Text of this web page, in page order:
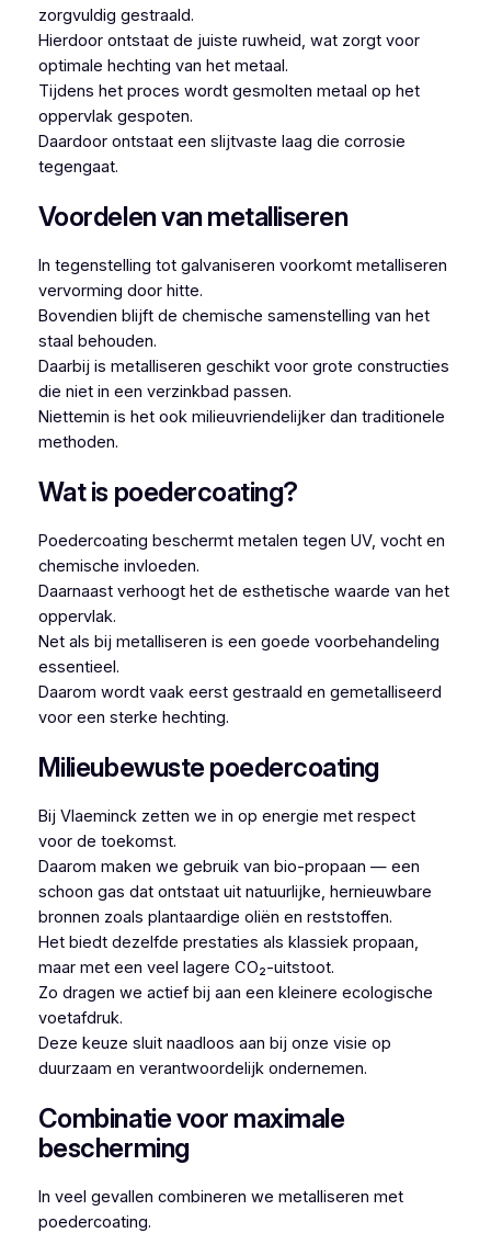
zorgvuldig gestraald.
Hierdoor ontstaat de juiste ruwheid, wat zorgt voor
optimale hechting van het metaal.
Tijdens het proces wordt gesmolten metaal op het
oppervlak gespoten.
Daardoor ontstaat een slijtvaste laag die corrosie
tegengaat.
Voordelen van metalliseren
In tegenstelling tot galvaniseren voorkomt metalliseren
vervorming door hitte.
Bovendien blijft de chemische samenstelling van het
staal behouden.
Daarbij is metalliseren geschikt voor grote constructies
die niet in een verzinkbad passen.
Niettemin is het ook milieuvriendelijker dan traditionele
methoden.
Wat is poedercoating?
Poedercoating beschermt metalen tegen UV, vocht en
chemische invloeden.
Daarnaast verhoogt het de esthetische waarde van het
oppervlak.
Net als bij metalliseren is een goede voorbehandeling
essentieel.
Daarom wordt vaak eerst gestraald en gemetalliseerd
voor een sterke hechting.
Milieubewuste poedercoating
Bij Vlaeminck zetten we in op energie met respect
voor de toekomst.
Daarom maken we gebruik van bio-propaan — een
schoon gas dat ontstaat uit natuurlijke, hernieuwbare
bronnen zoals plantaardige oliën en reststoffen.
Het biedt dezelfde prestaties als klassiek propaan,
maar met een veel lagere CO₂-uitstoot.
Zo dragen we actief bij aan een kleinere ecologische
voetafdruk.
Deze keuze sluit naadloos aan bij onze visie op
duurzaam en verantwoordelijk ondernemen.
Combinatie voor maximale
bescherming
In veel gevallen combineren we metalliseren met
poedercoating.